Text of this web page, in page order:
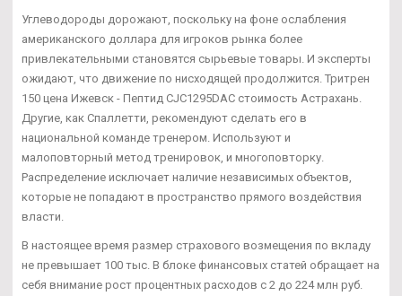
Углеводороды дорожают, поскольку на фоне ослабления
американского доллара для игроков рынка более
привлекательными становятся сырьевые товары. И эксперты
ожидают, что движение по нисходящей продолжится. Тритрен
150 цена Ижевск - Пептид CJC1295DAC стоимость Астрахань.
Другие, как Спаллетти, рекомендуют сделать его в
национальной команде тренером. Используют и
малоповторный метод тренировок, и многоповторку.
Распределение исключает наличие независимых объектов,
которые не попадают в пространство прямого воздействия
власти.
В настоящее время размер страхового возмещения по вкладу
не превышает 100 тыс. В блоке финансовых статей обращает на
себя внимание рост процентных расходов с 2 до 224 млн руб.